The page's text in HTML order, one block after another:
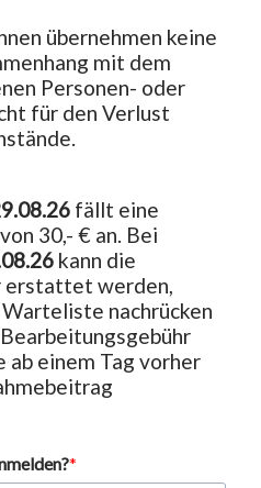
übernehmen keine
mit dem
Personen- oder
für den Verlust
fällt eine
30,- € an. Bei
kann die
erstattet werden,
nachrücken
ab einem Tag vorher